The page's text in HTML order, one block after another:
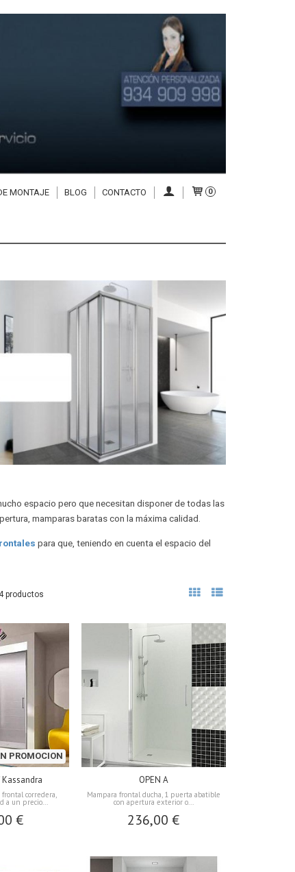
MONTAJE BLOG CONTACTO 0
espacio pero que necesitan disponer de todas las
mamparas baratas con la máxima calidad.
para que, teniendo en cuenta el espacio del
productos
PROMOCION
Kassandra
corredera,
a un precio...
€
OPEN A
Mampara frontal ducha, 1 puerta abatible
con apertura exterior o...
236,00 €